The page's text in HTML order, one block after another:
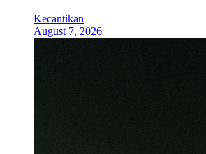
Kecantikan
August 7, 2026